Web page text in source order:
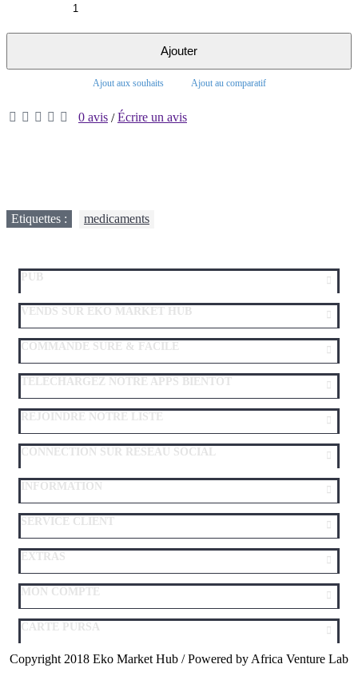
Ajouter
Ajout aux souhaits Ajout au comparatif
0 avis /Écrire un avis
Etiquettes : medicaments
PUB
VENDS SUR EKO MARKET HUB
COMMANDE SURE & FACILE
TELECHARGEZ NOTRE APPS BIENTOT
REJOINDRE NOTRE LISTE
CONNECTION SUR RESEAU SOCIAL
INFORMATION
SERVICE CLIENT
EXTRAS
MON COMPTE
CARTE PURSA
Copyright 2018 Eko Market Hub / Powered by Africa Venture Lab